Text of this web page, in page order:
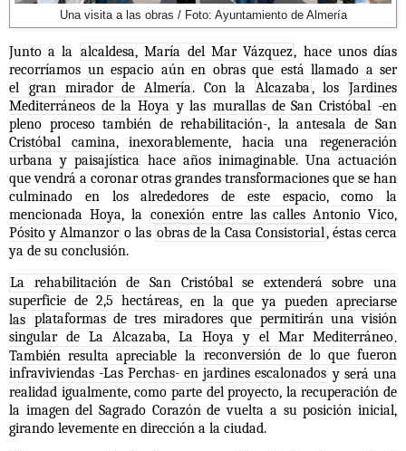
Una visita a las obras / Foto: Ayuntamiento de Almería
Junto a la alcaldesa, María del Mar Vázquez, hace unos días
recorríamos un espacio aún en obras que está llamado a ser
el gran mirador de Almería. Con la Alcazaba, los Jardines
Mediterráneos de la Hoya y las murallas de San Cristóbal -en
pleno proceso también de rehabilitación-, la antesala de San
Cristóbal camina, inexorablemente, hacia una regeneración
urbana y paisajística hace años inimaginable. Una actuación
que vendrá a coronar otras grandes transformaciones que se han
culminado en los alrededores de este espacio, como la
mencionada Hoya, la conexión entre las calles Antonio Vico,
Pósito y Almanzor o las obras de la Casa Consistorial, éstas cerca
ya de su conclusión.
La rehabilitación de San Cristóbal se extenderá sobre una
superficie de 2,5 hectáreas, en la que ya pueden apreciarse
las plataformas de tres miradores que permitirán una visión
singular de La Alcazaba, La Hoya y el Mar Mediterráneo.
También resulta apreciable la reconversión de lo que fueron
infraviviendas -Las Perchas- en jardines escalonados y será una
realidad igualmente, como parte del proyecto, la recuperación de
la imagen del Sagrado Corazón de vuelta a su posición inicial,
girando levemente en dirección a la ciudad.